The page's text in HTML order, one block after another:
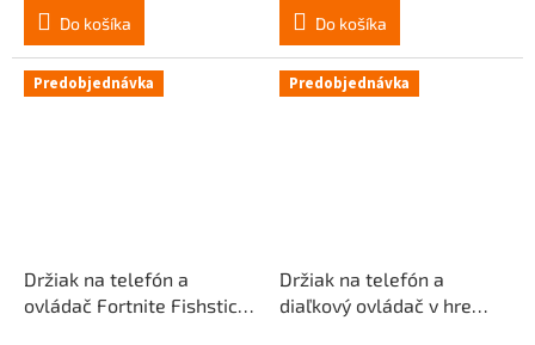
Do košíka Do košíka
Predobjednávka
Držiak na telefón a
ovládač Fortnite Fishstick
Predobjednávka
Držiak na telefón a
diaľkový ovládač v hre